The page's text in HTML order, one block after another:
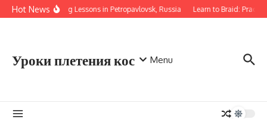
Перейти к содержанию
Hot NewsBraiding Lessons in Petropavlovsk, Russia Learn to Braid:
Уроки плетения кос Menu